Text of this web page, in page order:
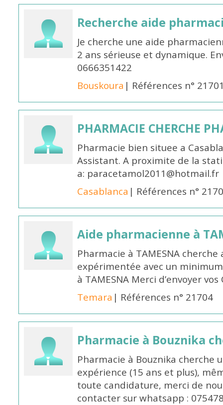
Recherche aide
Je cherche une aide
2 ans sérieuse et dynamique.
0666351422
Bouskoura | Références n°
PHARMACIE CHERCHE
Pharmacie bien situee a
Assistant. A proximite de la
a: paracetamol2011@hotmail.fr
Casablanca | Références n°
Aide pharmacienne à
Pharmacie à TAMESNA
expérimentée avec un
à TAMESNA Merci d’envoyer
Temara | Références n° 21704
Pharmacie à Bouznika
Pharmacie à Bouznika cherche
expérience (15 ans et plus),
toute candidature, merci de
contacter sur whatsapp :